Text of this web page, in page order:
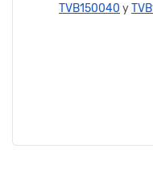
TVB150040 y